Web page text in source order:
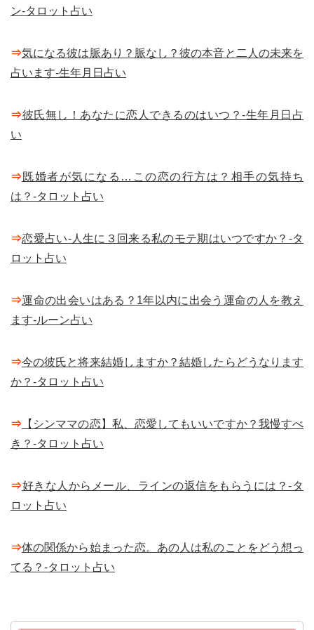
ン-タロット占い
⇒気になる彼は脈あり？脈なし？彼の本音と二人の未来を
占います-生年月日占い
⇒彼氏無し！あなたに恋人できるのはいつ？-生年月日占
い
⇒既婚者が気になる…この恋の行方は？相手の気持ち
は？-タロット占い
⇒恋愛占い-人生に３回来る私のモテ期はいつですか？-タ
ロット占い
⇒運命の出会いはある？1年以内に出会う運命の人を教え
ます-ルーン占い
⇒今の彼氏と将来結婚しますか？結婚したらどうなります
か？-タロット占い
⇒ 【シンママの恋】私、恋愛してもいいですか？我慢すべ
き？-タロット占い
⇒好きな人からメール、ラインの返信をもらうには？-タ
ロット占い
⇒体の関係から始まった恋。あの人は私のことをどう想っ
てる？-タロット占い